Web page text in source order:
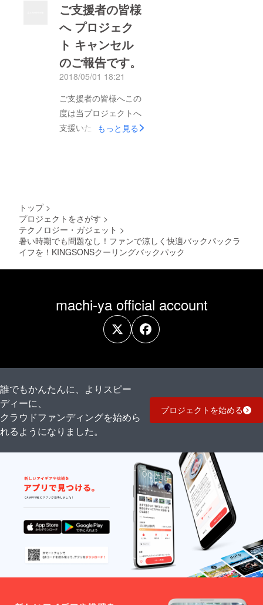
ご支援者の皆様
へ プロジェク
ト キャンセル
のご報告です。
2018/05/01 18:21
ご支援者の皆様へこの
度は当プロジェクトへ
支援いただき誠にあり
ジェクトを進行しても
皆様にご迷惑をおかけ
せずに製品提供ができ
ない可能性が出てまい
し訳ございませんが、
当プロジェクトは一旦
キャンセルさせていた
きます。提供側の事情
すがご理解いただけま
すと幸いです。また改
めて魅力的なバック
パックを提供できるよ
う努力して参りますの
で引き続きご愛顧いた
だけますと幸いです。
宜しくお願い申し上げ
ます。イルプリモ株式
会社 スタッフ一同
もっと見る
トップ >
プロジェクトをさがす >
テクノロジー・ガジェット >
暑い時期でも問題なし！ファンで涼しく快適バックパックラ
イフを！KINGSONSクーリングバックパック
machi-ya official account
誰でもかんたんに、よりスピー
ディーに、
クラウドファンディングを始めら
れるようになりました。
プロジェクトを始める